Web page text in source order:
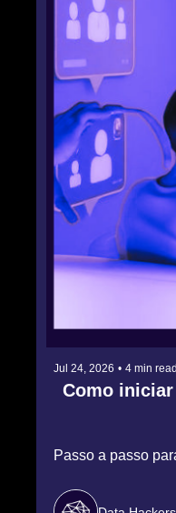
Jul 24, 2026 • 4 min read
Como
Passo a passo